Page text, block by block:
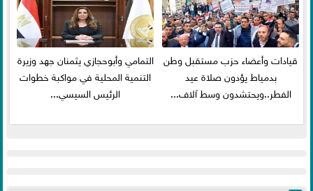
قيادات وأعضاء حزب مستقبل وطن
بدمياط يؤدون صلاة عيد
الفطر..ويحتشدون وسط آلاف...
التمامي وأبوحجازي يثمنان جهد وزيرة
التنمية المحلية في مواكبة خطوات
الرئيس السيسي...